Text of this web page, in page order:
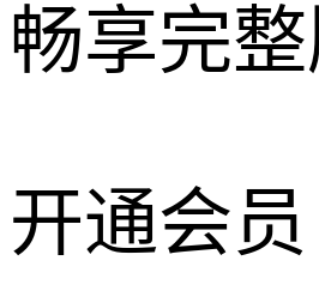
畅享完
开通会员